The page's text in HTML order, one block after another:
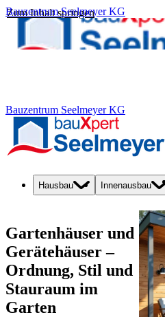
Zum Inhalt springen
Bauzentrum Seelmeyer KG
Bauzentrum Seelmeyer KG
Hausbau Innenausbau
Gartenhäuser und
Gerätehäuser –
Ordnung, Stil und
Stauraum im
Garten